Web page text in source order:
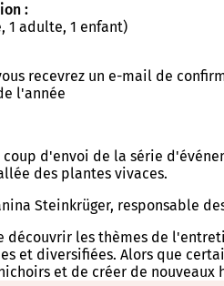
:
1 adulte, 1 enfant)
recevrez un e-mail de
l'année
coup d'envoi de la série
des plantes vivaces.
Steinkrüger, responsable
découvrir les thèmes de
et diversifiées. Alors que
et de créer de